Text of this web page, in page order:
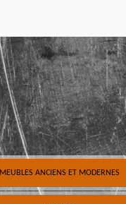
MEUBLES ANCIENS ET MODERNES